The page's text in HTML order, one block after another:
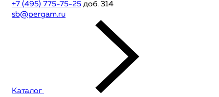
+7 (495) 775-75-25 доб. 314
sb@pergam.ru
Каталог